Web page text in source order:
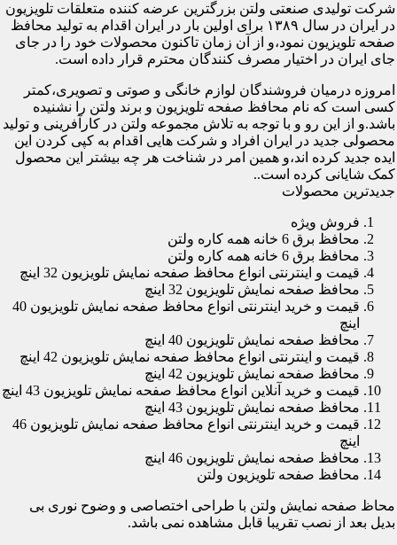
شرکت تولیدی صنعتی ولتن بزرگترین عرضه کننده متعلقات تلویزیون
در ایران در سال ۱۳۸۹ برای اولین بار در ایران اقدام به تولید محافظ
صفحه تلویزیون نمود،و از آن زمان تاکنون محصولات خود را در جای
جای ایران در اختیار مصرف کنندگان محترم قرار داده است.
امروزه درمیان فروشندگان لوازم خانگی و صوتی و تصویری،کمتر
کسی است که نام محافظ صفحه تلویزیون و برند ولتن را نشنیده
باشد.و از این رو و با توجه به تلاش مجموعه ولتن در کارآفرینی و تولید
محصولی جدید در ایران افراد و شرکت هایی اقدام به کپی کردن این
ایده جدید کرده اند،و همین امر در شناخت هر چه بیشتر این محصول
کمک شایانی کرده است..
جدیدترین محصولات
فروش ویژه
محافظ برق 6 خانه همه کاره ولتن
محافظ برق 6 خانه همه کاره ولتن
قیمت و اینترنتی انواع محافظ صفحه نمایش تلویزیون 32 اینچ
محافظ صفحه نمایش تلویزیون 32 اینچ
قیمت و خرید اینترنتی انواع محافظ صفحه نمایش تلویزیون 40
اینچ
محافظ صفحه نمایش تلویزیون 40 اینچ
قیمت و اینترنتی انواع محافظ صفحه نمایش تلویزیون 42 اینچ
محافظ صفحه نمایش تلویزیون 42 اینچ
قیمت و خرید آنلاین انواع محافظ صفحه نمایش تلویزیون 43 اینچ
محافظ صفحه نمایش تلویزیون 43 اینچ
قیمت و خرید اینترنتی انواع محافظ صفحه نمایش تلویزیون 46
اینچ
محافظ صفحه نمایش تلویزیون 46 اینچ
محافظ صفحه تلویزیون ولتن
محاظ صفحه نمایش ولتن با طراحی اختصاصی و وضوح نوری بی
بدیل بعد از نصب تقریبا قابل مشاهده نمی باشد.